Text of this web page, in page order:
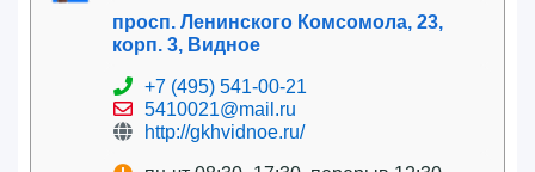
просп. Ленинского Комсомола, 23,
корп. 3, Видное
+7 (495) 541-00-21
5410021@mail.ru
http://gkhvidnoe.ru/